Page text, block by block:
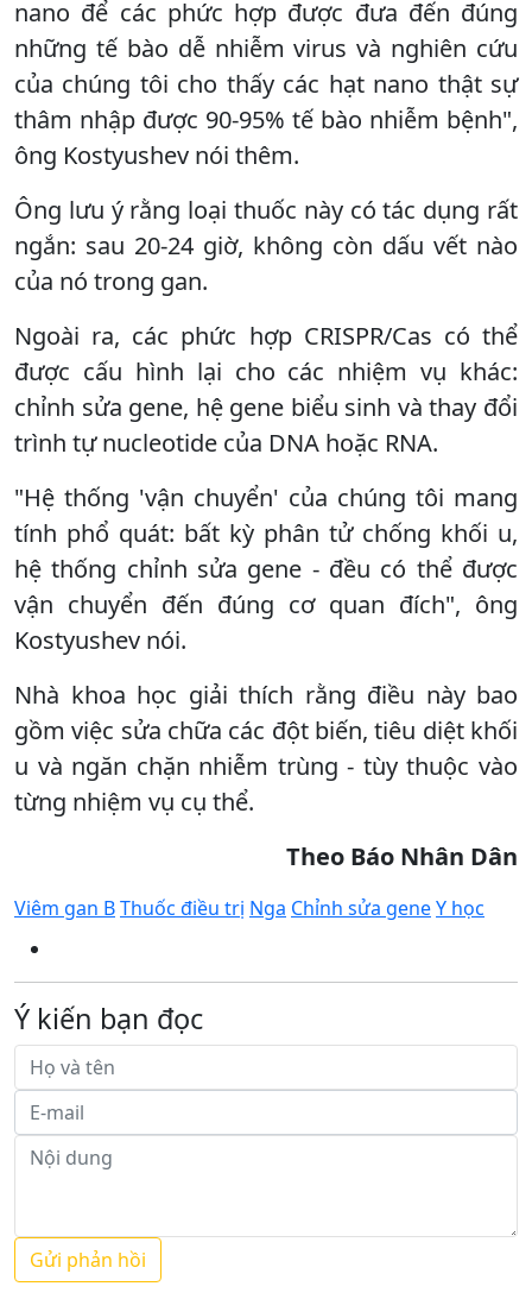
nano để các phức hợp được đưa đến đúng
những tế bào dễ nhiễm virus và nghiên cứu
của chúng tôi cho thấy các hạt nano thật sự
thâm nhập được 90-95% tế bào nhiễm bệnh",
ông Kostyushev nói thêm.
Ông lưu ý rằng loại thuốc này có tác dụng rất
ngắn: sau 20-24 giờ, không còn dấu vết nào
của nó trong gan.
Ngoài ra, các phức hợp CRISPR/Cas có thể
được cấu hình lại cho các nhiệm vụ khác:
chỉnh sửa gene, hệ gene biểu sinh và thay đổi
trình tự nucleotide của DNA hoặc RNA.
"Hệ thống 'vận chuyển' của chúng tôi mang
tính phổ quát: bất kỳ phân tử chống khối u,
hệ thống chỉnh sửa gene - đều có thể được
vận chuyển đến đúng cơ quan đích", ông
Kostyushev nói.
Nhà khoa học giải thích rằng điều này bao
gồm việc sửa chữa các đột biến, tiêu diệt khối
u và ngăn chặn nhiễm trùng - tùy thuộc vào
từng nhiệm vụ cụ thể.
Theo Báo Nhân Dân
Viêm gan BThuốc điều trị Nga Chỉnh sửa geneY học
Ý kiến bạn đọc